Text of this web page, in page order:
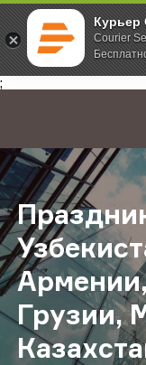
Курьер
Courier
;
Главная О
Грузии,